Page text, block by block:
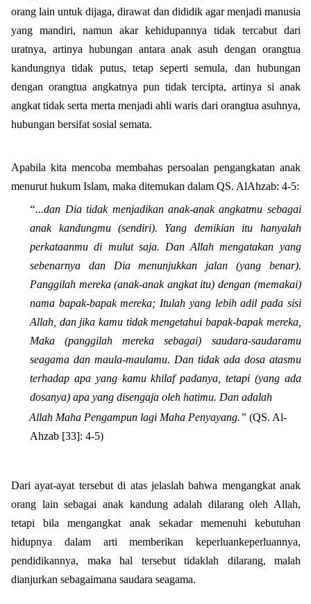
orang lain untuk dijaga, dirawat dan dididik agar menjadi manusia
yang mandiri, namun akar kehidupannya tidak tercabut dari
uratnya, artinya hubungan antara anak asuh dengan orangtua
kandungnya tidak putus, tetap seperti semula, dan hubungan
dengan orangtua angkatnya pun tidak tercipta, artinya si anak
angkat tidak serta merta menjadi ahli waris dari orangtua asuhnya,
hubungan bersifat sosial semata.
Apabila kita mencoba membahas persoalan pengangkatan anak
menurut hukum Islam, maka ditemukan dalam QS. AlAhzab: 4-5:
“...dan Dia tidak menjadikan anak-anak angkatmu sebagai
anak kandungmu (sendiri). Yang demikian itu hanyalah
perkataanmu di mulut saja. Dan Allah mengatakan yang
sebenarnya dan Dia menunjukkan jalan (yang benar).
Panggilah mereka (anak-anak angkat itu) dengan (memakai)
nama bapak-bapak mereka; Itulah yang lebih adil pada sisi
Allah, dan jika kamu tidak mengetahui bapak-bapak mereka,
Maka (panggilah mereka sebagai) saudara-saudaramu
seagama dan maula-maulamu. Dan tidak ada dosa atasmu
terhadap apa yang kamu khilaf padanya, tetapi (yang ada
dosanya) apa yang disengaja oleh hatimu. Dan adalah
Allah Maha Pengampun lagi Maha Penyayang.”(QS. Al-
Ahzab [33]: 4-5)
Dari ayat-ayat tersebut di atas jelaslah bahwa mengangkat anak
orang lain sebagai anak kandung adalah dilarang oleh Allah,
tetapi bila mengangkat anak sekadar memenuhi kebutuhan
hidupnya dalam arti memberikan keperluankeperluannya,
pendidikannya, maka hal tersebut tidaklah dilarang, malah
dianjurkan sebagaimana saudara seagama.